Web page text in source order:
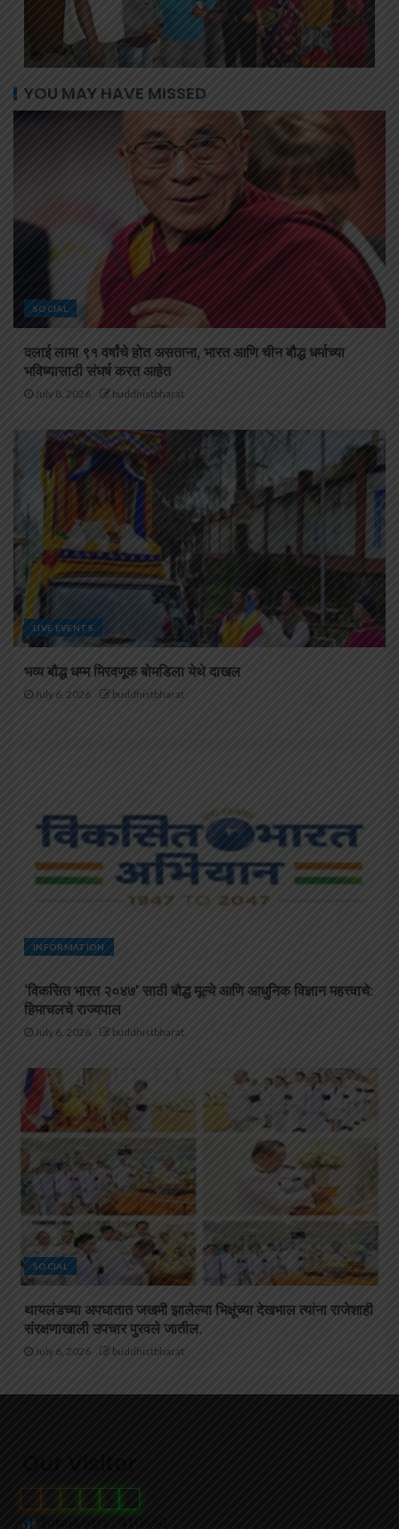
YOU MAY HAVE MISSED
SOCIAL
दलाई लामा ९१ वर्षांचे होत असताना, भारत आणि चीन बौद्ध धर्माच्या
भविष्यासाठी संघर्ष करत आहेत
July 8, 2026 buddhistbharat
LIVE EVENTS
भव्य बौद्ध धम्म मिरवणूक बोमडिला येथे दाखल
July 6, 2026 buddhistbharat
INFORMATION
‘विकसित भारत २०४७’ साठी बौद्ध मूल्ये आणि आधुनिक विज्ञान महत्त्वाचे:
हिमाचलचे राज्यपाल
July 6, 2026 buddhistbharat
SOCIAL
थायलंडच्या अपघातात जखमी झालेल्या भिक्षूंच्या देखभाल त्यांना राजेशाही
संरक्षणाखाली उपचार पुरवले जातील.
July 6, 2026 buddhistbharat
4 1
Total Users : 410550